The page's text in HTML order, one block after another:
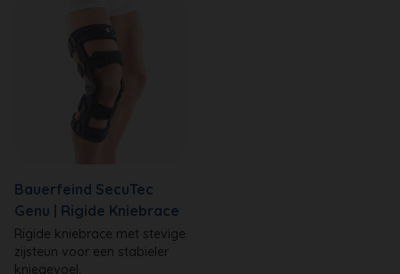
Bauerfeind SecuTec
Genu | Rigide Kniebrace
Rigide kniebrace met stevige
zijsteun voor een stabieler
kniegevoel.